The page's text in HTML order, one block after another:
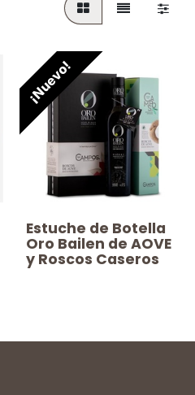
Estuche de Botella
Oro Bailen de AOVE
y Roscos Caseros
¡Nuevo!